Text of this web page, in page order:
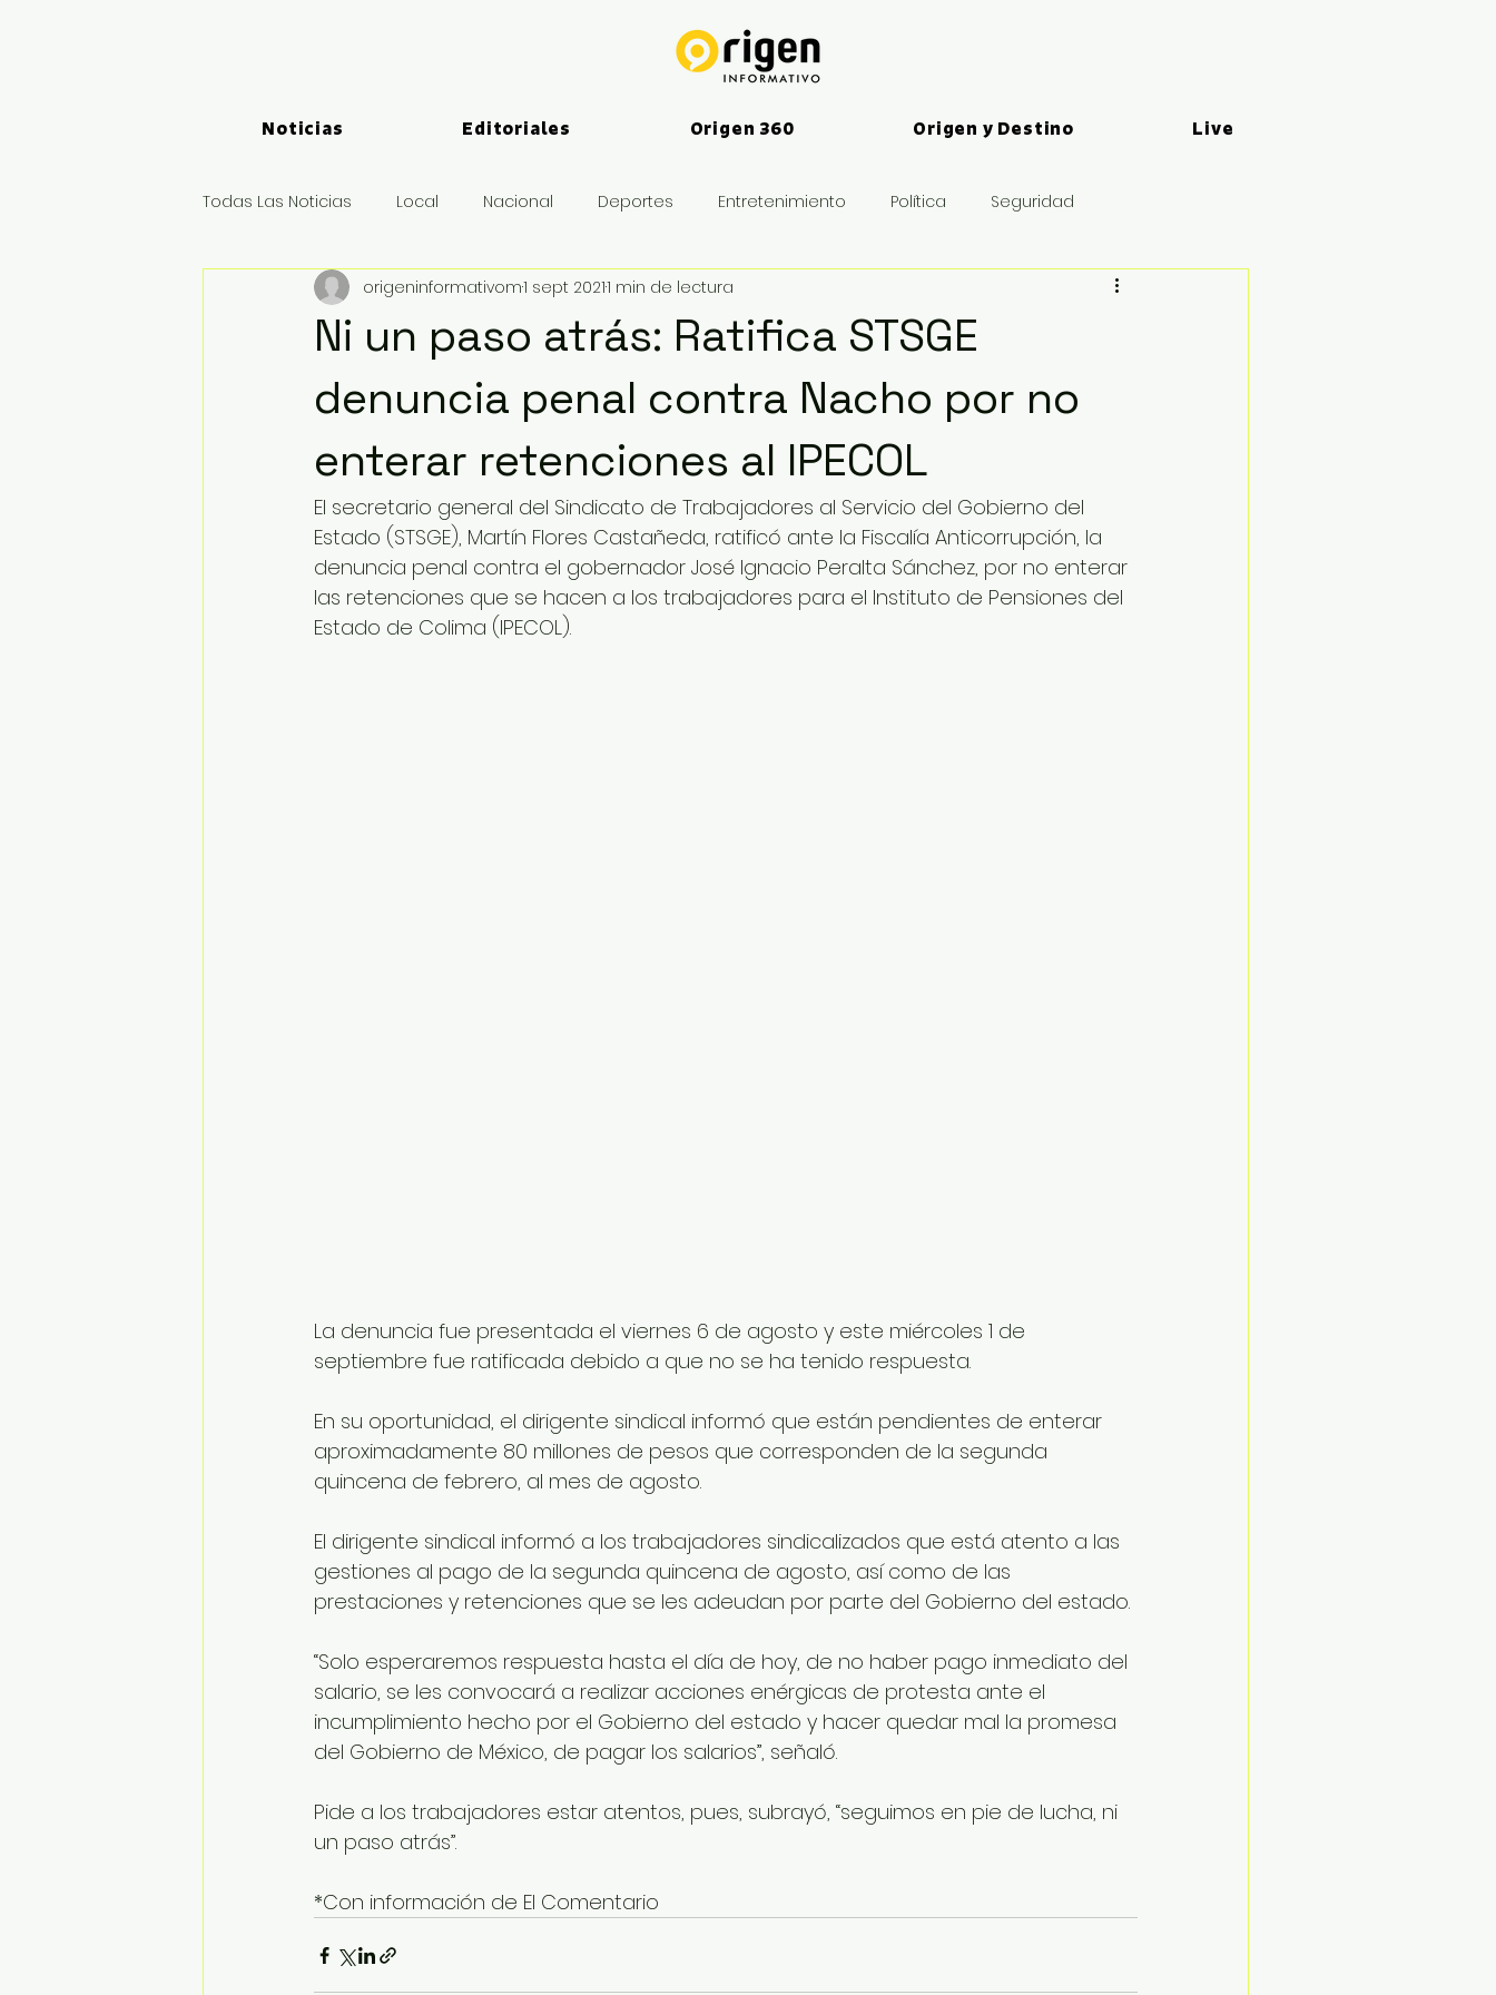
Noticias Editoriales Origen 360 Origen y Destino Live
Todas Las Noticias Local Nacional Deportes Entretenimiento Política Seguridad
Logística y Puertos Deportes
Ni un paso atrás: Ratifica STSGE
denuncia penal contra Nacho por no
enterar retenciones al IPECOL
origeninformativom1 sept 20211 min de lectura
El secretario general del Sindicato de Trabajadores al Servicio del Gobierno del
Estado (STSGE), Martín Flores Castañeda, ratificó ante la Fiscalía Anticorrupción, la
denuncia penal contra el gobernador José Ignacio Peralta Sánchez, por no enterar
las retenciones que se hacen a los trabajadores para el Instituto de Pensiones del
Estado de Colima (IPECOL).
La denuncia fue presentada el viernes 6 de agosto y este miércoles 1 de
septiembre fue ratificada debido a que no se ha tenido respuesta.
En su oportunidad, el dirigente sindical informó que están pendientes de enterar
aproximadamente 80 millones de pesos que corresponden de la segunda
quincena de febrero, al mes de agosto.
El dirigente sindical informó a los trabajadores sindicalizados que está atento a las
gestiones al pago de la segunda quincena de agosto, así como de las
prestaciones y retenciones que se les adeudan por parte del Gobierno del estado.
“Solo esperaremos respuesta hasta el día de hoy, de no haber pago inmediato del
salario, se les convocará a realizar acciones enérgicas de protesta ante el
incumplimiento hecho por el Gobierno del estado y hacer quedar mal la promesa
del Gobierno de México, de pagar los salarios”, señaló.
Pide a los trabajadores estar atentos, pues, subrayó, “seguimos en pie de lucha, ni
un paso atrás”.
*Con información de El Comentario